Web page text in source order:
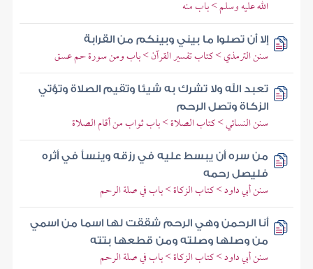
الله عليه وسلم > باب منه
إلا أن تصلوا ما بيني وبينكم من القرابة
سنن الترمذي > كتاب تفسير القرآن > باب ومن سورة حم عسق
تعبد الله ولا تشرك به شيئا وتقيم الصلاة وتؤتي
الزكاة وتصل الرحم
سنن النسائي > كتاب الصلاة > باب ثواب من أقام الصلاة
من سره أن يبسط عليه في رزقه وينسأ في أثره
فليصل رحمه
سنن أبي داود > كتاب الزكاة > باب في صلة الرحم
أنا الرحمن وهي الرحم شققت لها اسما من اسمي
من وصلها وصلته ومن قطعها بتته
سنن أبي داود > كتاب الزكاة > باب في صلة الرحم